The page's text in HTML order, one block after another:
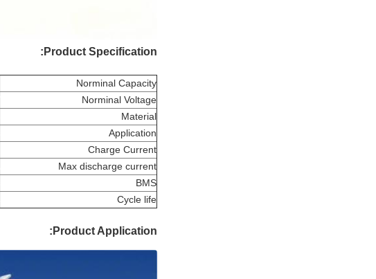
Product Specification:
Norminal Capacity
Norminal Voltage
Material
Application
Charge Current
Max discharge current
BMS
Cycle life
Product Application: